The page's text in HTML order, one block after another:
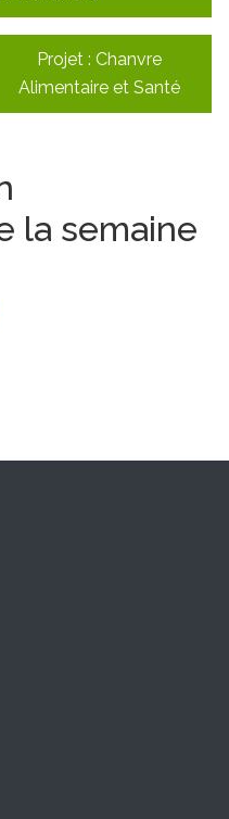
Projet : Chanvre
Alimentaire et Santé
la semaine